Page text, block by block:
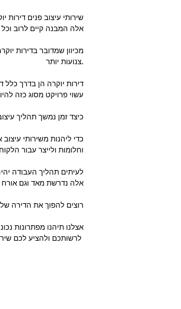
שירותי עיצוב פנים דירות
אלה המבנה קיים לרוב
מכיוון שמדובר בדירות
צנועות יותר.
דירות יוקרה הן בדרך כלל
עשוי פרויקט מסוג כזה
?כיצד זמן נמשך תהליך
כדי ליהנות משירותי
וחלומות ולייצר עבור
לעיתים תהליך העבודה
אלה נדרשת מאד וגם אורח
רוצים להפוך את הדירה